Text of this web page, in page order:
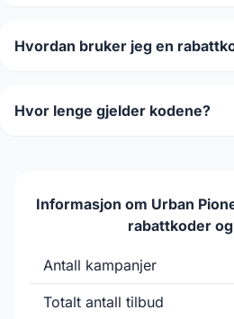
Hvordan bruker jeg en
Hvor lenge gjelder kodene?
Informasjon om Urban
rabattkoder
Antall kampanjer
Totalt antall tilbud